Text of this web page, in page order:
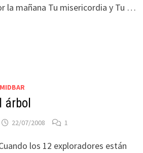
la mañana Tu misericordia y Tu …
árbol
22/07/2008 1
los 12 exploradores están